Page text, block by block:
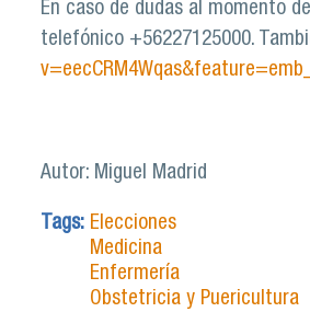
En caso de dudas al momento
telefónico +56227125000.
Autor: Miguel Madrid
Tags: Elecciones
Medicina
Enfermería
Obstetricia y Puericultura